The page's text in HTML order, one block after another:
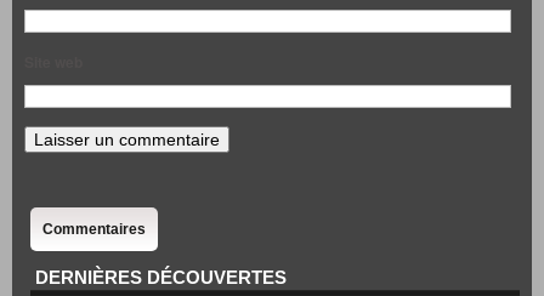
Commentaires
DERNIÈRES DÉCOUVERTES